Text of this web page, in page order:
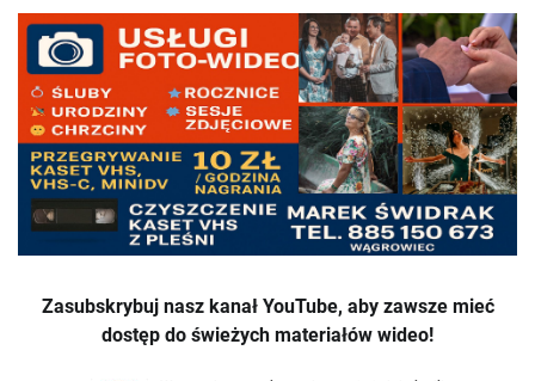
Zasubskrybuj nasz kanał YouTube, aby zawsze mieć
dostęp do świeżych materiałów wideo!